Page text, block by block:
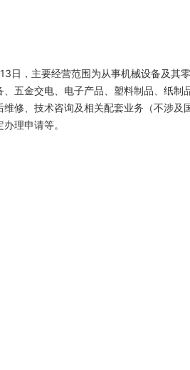
日，主要经营范围为从事机械设备及其
五金交电、电子产品、塑料制品、纸制
修、技术咨询及相关配套业务（不涉及
理申请等。